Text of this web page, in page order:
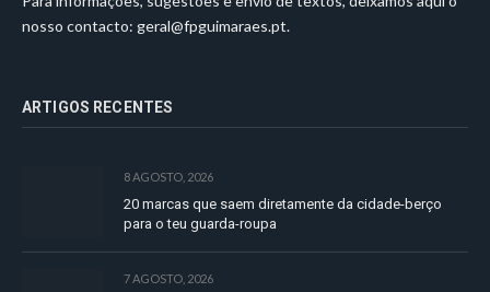
nosso contacto: geral@fpguimaraes.pt.
ARTIGOS RECENTES
8 AGOSTO, 2026
20 marcas que saem diretamente da cidade-berço
para o teu guarda-roupa
7 AGOSTO, 2026